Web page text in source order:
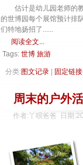
估计是幼儿园老师的教
的世博园每个展馆预计排
们特地扬招了......
阅读全文...
Tags: 世博 旅游
分类:图文记录| 固定链接|
周末的户外
作者:丫呗爸爸 日期